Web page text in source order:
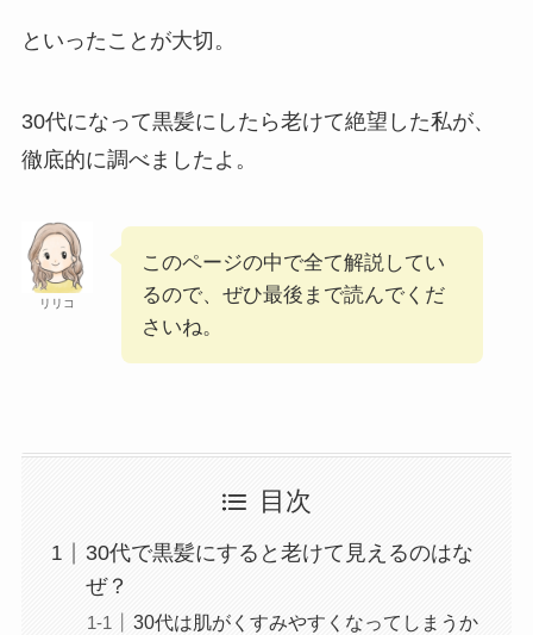
といったことが大切。
30代になって黒髪にしたら老けて絶望した私が、
徹底的に調べましたよ。
リリコ
このページの中で全て解説してい
るので、ぜひ最後まで読んでくだ
さいね。
目次
30代で黒髪にすると老けて見えるのはな
ぜ？
30代は肌がくすみやすくなってしまうか